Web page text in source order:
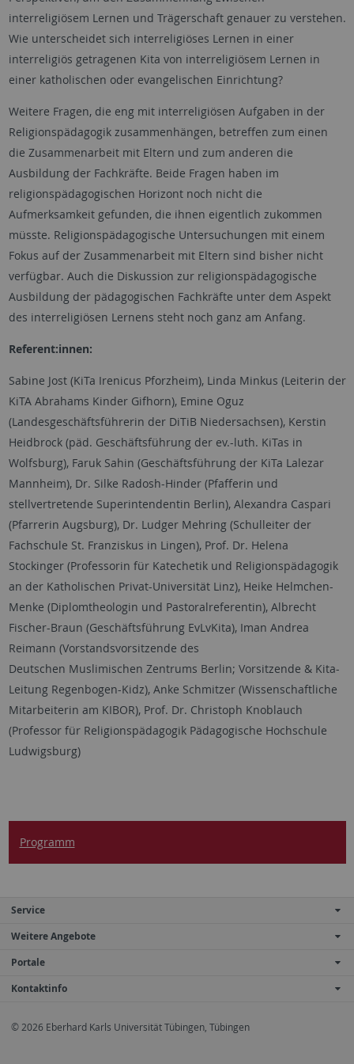
interreligiösem Lernen und Trägerschaft genauer zu verstehen.
Wie unterscheidet sich interreligiöses Lernen in einer
interreligiös getragenen Kita von interreligiösem Lernen in
einer katholischen oder evangelischen Einrichtung?
Weitere Fragen, die eng mit interreligiösen Aufgaben in der
Religionspädagogik zusammenhängen, betreffen zum einen
die Zusammenarbeit mit Eltern und zum anderen die
Ausbildung der Fachkräfte. Beide Fragen haben im
religionspädagogischen Horizont noch nicht die
Aufmerksamkeit gefunden, die ihnen eigentlich zukommen
müsste. Religionspädagogische Untersuchungen mit einem
Fokus auf der Zusammenarbeit mit Eltern sind bisher nicht
verfügbar. Auch die Diskussion zur religionspädagogische
Ausbildung der pädagogischen Fachkräfte unter dem Aspekt
des interreligiösen Lernens steht noch ganz am Anfang.
Referent:innen:
Sabine Jost (KiTa Irenicus Pforzheim), Linda Minkus (Leiterin der
KiTA Abrahams Kinder Gifhorn), Emine Oguz
(Landesgeschäftsführerin der DiTiB Niedersachsen), Kerstin
Heidbrock (päd. Geschäftsführung der ev.-luth. KiTas in
Wolfsburg), Faruk Sahin (Geschäftsführung der KiTa Lalezar
Mannheim), Dr. Silke Radosh-Hinder (Pfafferin und
stellvertretende Superintendentin Berlin), Alexandra Caspari
(Pfarrerin Augsburg), Dr. Ludger Mehring (Schulleiter der
Fachschule St. Franziskus in Lingen), Prof. Dr. Helena
Stockinger (Professorin für Katechetik und Religionspädagogik
an der Katholischen Privat-Universität Linz), Heike Helmchen-
Menke (Diplomtheologin und Pastoralreferentin), Albrecht
Fischer-Braun (Geschäftsführung EvLvKita), Iman Andrea
Reimann (Vorstandsvorsitzende des
Deutschen Muslimischen Zentrums Berlin; Vorsitzende & Kita-
Leitung Regenbogen-Kidz), Anke Schmitzer (Wissenschaftliche
Mitarbeiterin am KIBOR), Prof. Dr. Christoph Knoblauch
(Professor für Religionspädagogik Pädagogische Hochschule
Ludwigsburg)
Programm
Service
Weitere Angebote
Portale
Kontaktinfo
© 2026 Eberhard Karls Universität Tübingen, Tübingen